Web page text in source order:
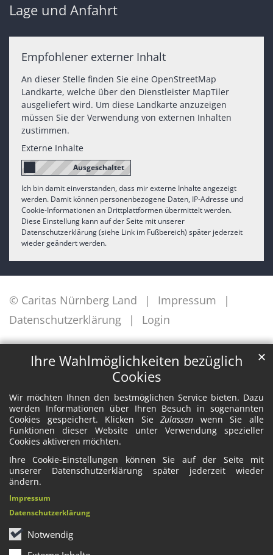
Ihre Wahlmöglichkeiten bezüglich
Cookies
Wir möchten Ihnen den bestmöglichen Service bieten. Dazu
werden Informationen über Ihren Besuch in sogenannten
Cookies gespeichert. Klicken SieZulassen wenn Sie alle
Funktionen dieser Website unter Verwendung spezieller
Cookies aktiveren möchten.
Ihre Cookie-Einstellungen können Sie auf der Seite mit
unserer Datenschutzerklärung später jederzeit wieder
ändern.
Notwendig
✕
Impressum
Datenschutzerklärung
Lage und Anfahrt
Empfohlener externer Inhalt
An dieser Stelle finden Sie eine OpenStreetMap
Landkarte, welche über den Dienstleister MapTiler
ausgeliefert wird. Um diese Landkarte anzuzeigen
müssen Sie der Verwendung von externen Inhalten
zustimmen.
Externe Inhalte
Ich bin damit einverstanden, dass mir externe Inhalte angezeigt
werden. Damit können personenbezogene Daten, IP-Adresse und
Cookie-Informationen an Drittplattformen übermittelt werden.
Diese Einstellung kann auf der Seite mit unserer
Datenschutzerklärung (siehe Link im Fußbereich) später jederzeit
wieder geändert werden.
© Caritas Nürnberg Land
Impressum
Datenschutzerklärung
Login